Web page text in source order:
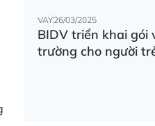
VAY26/03/2025
BIDV triển khai
trường cho người